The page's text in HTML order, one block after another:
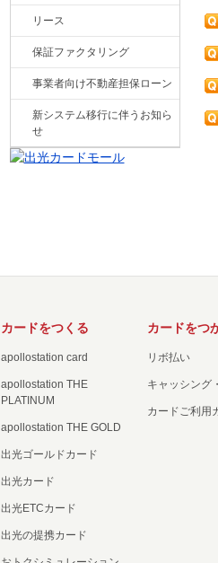
リース
保証ファクタリング
事業者向け不動産担保ローン
新システム移行に伴うお知ら
せ
カードをつくる
apollostation card
apollostation THE
PLATINUM
apollostation THE GOLD
出光ゴールドカード
出光カード
出光ETCカード
出光の提携カード
カードをつ
リボ払い
キャッシング
カードご利用